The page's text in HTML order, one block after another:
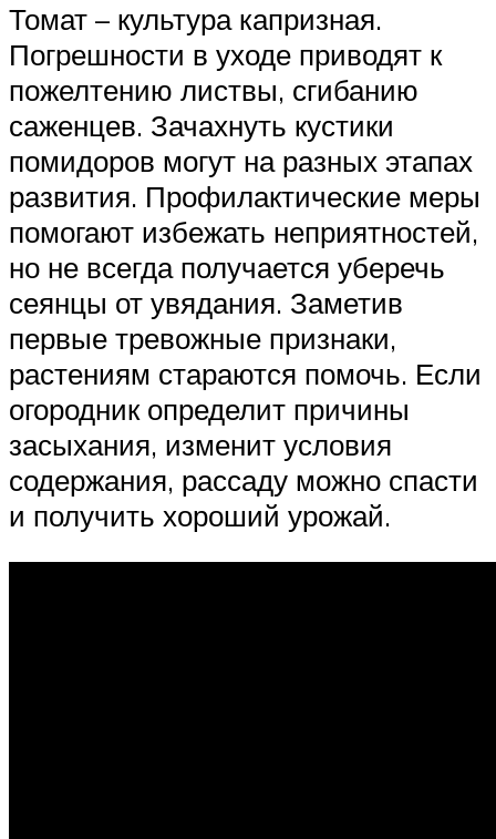
Томат – культура капризная.
Погрешности в уходе приводят к
пожелтению листвы, сгибанию
саженцев. Зачахнуть кустики
помидоров могут на разных этапах
развития. Профилактические меры
помогают избежать неприятностей,
но не всегда получается уберечь
сеянцы от увядания. Заметив
первые тревожные признаки,
растениям стараются помочь. Если
огородник определит причины
засыхания, изменит условия
содержания, рассаду можно спасти
и получить хороший урожай.